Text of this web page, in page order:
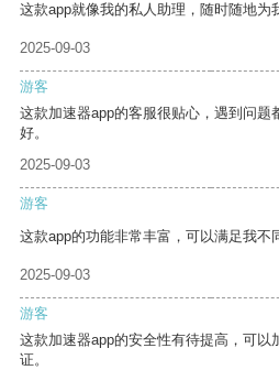
这款app就像我的私人助理，随时随地为
2025-09-03
游客
这款加速器app的客服很贴心，遇到问题
好。
2025-09-03
游客
这款app的功能非常丰富，可以满足我不
2025-09-03
游客
这款加速器app的安全性有待提高，可以
证。